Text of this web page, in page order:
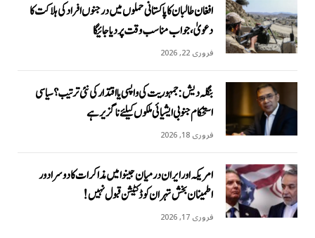
افغان طالبان کا پاکستانی حملوں میں درجنوں افراد کی ہلاکت کا
دعویٰ، جواب مناسب وقت پر دیا جائیگا
فروری 22, 2026
بنگلہ دیش: جمہوریت کی واپسی یا اقتدار کی نئی ترتیب؟ سیاسی
استحکام جنوبی ایشیائی ملکوں کیلئے ناگزیر ہے
فروری 18, 2026
امریکہ اور ایران درمیان جینوا میں مذاکرات کا دوسرا دور
اطمینان بخش تہران کو ڈکٹیشن قبول نہیں!
فروری 17, 2026